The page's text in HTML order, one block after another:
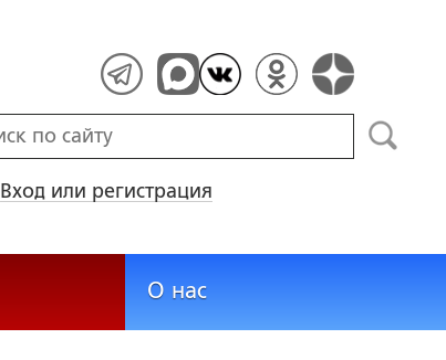
Вход или регистрация
О нас